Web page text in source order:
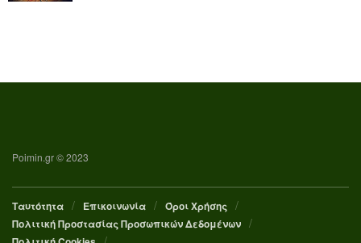
Poimin.gr © 2023
Ταυτότητα Επικοινωνία
Όροι Χρήσης
Πολιτική Προστασίας Προσωπικών Δεδομένων